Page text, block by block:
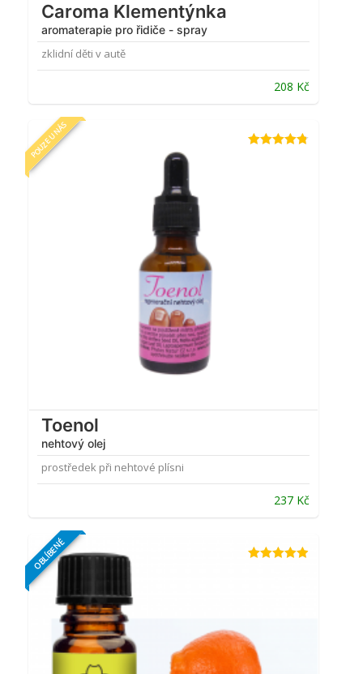
Caroma Klementýnka
aromaterapie pro řidiče - spray
zklidní děti v autě
208 Kč
POUZE U NÁS
Toenol
nehtový olej
prostředek při nehtové plísni
237 Kč
OBLÍBENÉ